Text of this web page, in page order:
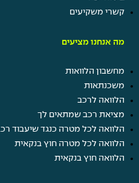
קשרי משקיעים
מה אנחנו מציעים
מחשבון הלוואות
משכנתאות
הלוואה לרכב
מציאת רכב שמתאים לך
הלוואה לכל מטרה כנגד שיעבוד
הלוואה לכל מטרה חוץ בנקאית
הלוואה חוץ בנקאית